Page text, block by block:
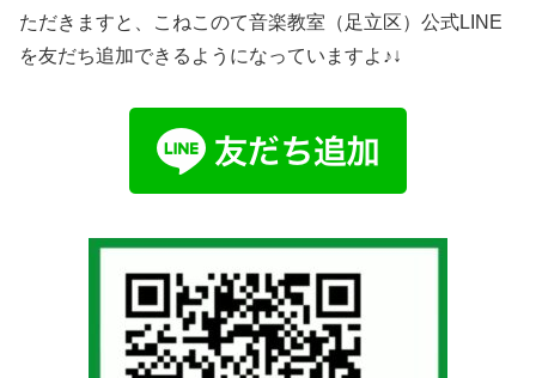
ただきますと、こねこのて音楽教室（足立区）公式LINE
を友だち追加できるようになっていますよ♪↓